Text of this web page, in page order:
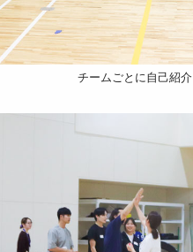
チームごとに自己紹介